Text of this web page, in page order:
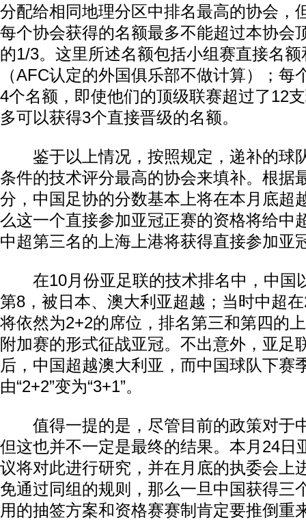
分配给相同地理分区中排名最高的协会，
每个协会获得的名额最多不能超过本协会
的1/3。这里所述名额包括小组赛直接名
（AFC认定的外国俱乐部不做计算）；每
4个名额，即使他们的顶级联赛超过了12
多可以获得3个直接晋级的名额。
鉴于以上情况，按照规定，递补的球
条件的技术评分最高的协会来填补。根据
分，中国足协的分数基本上将在本月底超
么这一个直接参加亚冠正赛的资格将给中
中超第三名的上海上港将获得直接参加亚
在10月份亚足联的技术排名中，中国
第8，被日本、澳大利亚超越；当时中超
将依然为2+2的席位，排名第三和第四的
附加赛的形式征战亚冠。不出意外，亚足
后，中国超越澳大利亚，而中国球队下赛
由“2+2”变为“3+1”。
值得一提的是，尽管目前的政策对于
但这也并不一定是最终的结果。本月24日
议将对此进行研究，并在月底的执委会上
免通过同组的规则，那么一旦中国获得三
用的抽签方案和资格赛赛制肯定要推倒重